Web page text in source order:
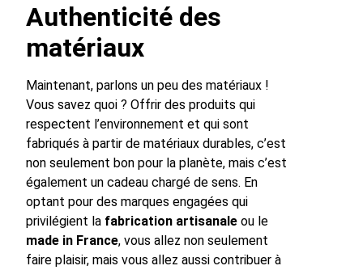
Authenticité des
matériaux
Maintenant, parlons un peu des matériaux !
Vous savez quoi ? Offrir des produits qui
respectent l’environnement et qui sont
fabriqués à partir de matériaux durables, c’est
non seulement bon pour la planète, mais c’est
également un cadeau chargé de sens. En
optant pour des marques engagées qui
privilégient la fabrication artisanale ou le
made in France, vous allez non seulement
faire plaisir, mais vous allez aussi contribuer à